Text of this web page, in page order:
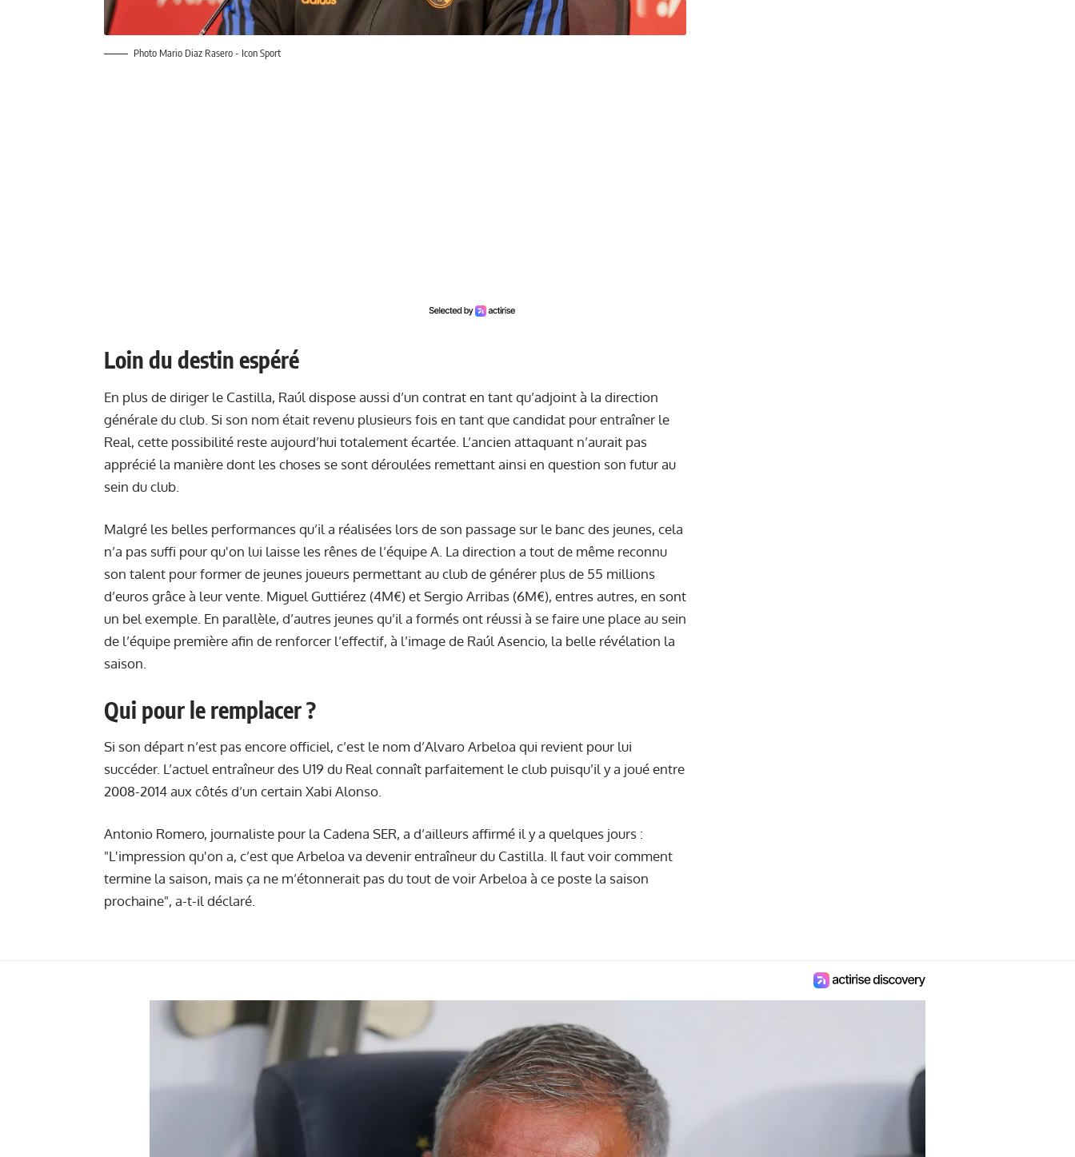
Photo Mario Diaz Rasero - Icon Sport
Loin du destin espéré
En plus de diriger le Castilla, Raúl dispose aussi d’un contrat en tant qu’adjoint à la direction
générale du club. Si son nom était revenu plusieurs fois en tant que candidat pour entraîner le
Real, cette possibilité reste aujourd’hui totalement écartée. L’ancien attaquant n’aurait pas
apprécié la manière dont les choses se sont déroulées remettant ainsi en question son futur au
sein du club.
Malgré les belles performances qu’il a réalisées lors de son passage sur le banc des jeunes, cela
n’a pas suffi pour qu'on lui laisse les rênes de l’équipe A. La direction a tout de même reconnu
son talent pour former de jeunes joueurs permettant au club de générer plus de 55 millions
d’euros grâce à leur vente. Miguel Guttiérez (4M€) et Sergio Arribas (6M€), entres autres, en sont
un bel exemple. En parallèle, d’autres jeunes qu’il a formés ont réussi à se faire une place au sein
de l’équipe première afin de renforcer l’effectif, à l’image de Raúl Asencio, la belle révélation la
saison.
Qui pour le remplacer ?
Si son départ n’est pas encore officiel, c’est le nom d’Alvaro Arbeloa qui revient pour lui
succéder. L’actuel entraîneur des U19 du Real connaît parfaitement le club puisqu’il y a joué entre
2008-2014 aux côtés d’un certain Xabi Alonso.
Antonio Romero, journaliste pour la Cadena SER, a d’ailleurs affirmé il y a quelques jours :
"L'impression qu'on a, c’est que Arbeloa va devenir entraîneur du Castilla. Il faut voir comment
termine la saison, mais ça ne m’étonnerait pas du tout de voir Arbeloa à ce poste la saison
prochaine", a-t-il déclaré.